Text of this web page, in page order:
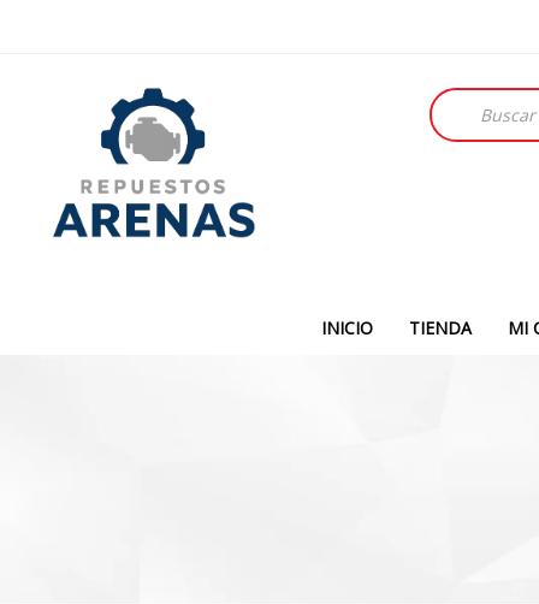
Búsqueda
de
productos
INICIO TIENDA MI